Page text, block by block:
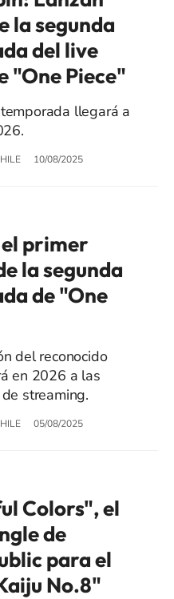
la segunda
del live
"One Piece"
llegará a
10/08/2025
primer
la segunda
de "One
del reconocido
en 2026 a las
streaming.
05/08/2025
Colors", el
de
para el
No.8"